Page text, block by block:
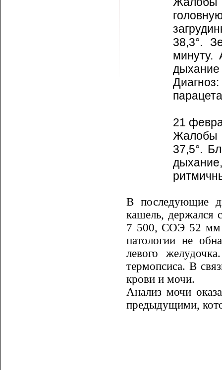
38,3°.
минуту.
дыхание
21
Жалобы
37,5°.
В последующие
кашель, дер­жал­ся
7 500, СОЭ 52 мм
патологии не
левого
термопсиса. В
крови и мочи.
Анализ мочи
предыду­щи­ми,